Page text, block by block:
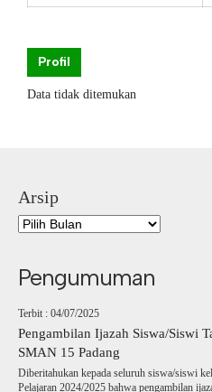
Profil
Data tidak ditemukan
Arsip
Pengumuman
Terbit : 04/07/2025
Pengambilan Ijazah Siswa/Siswi
SMAN 15 Padang
Diberitahukan kepada seluruh siswa/siswi
Pelajaran 2024/2025 bahwa pengambilan